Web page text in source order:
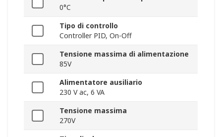
0°C
Tipo di controllo
Controller PID, On-Off
Tensione massima di alimentazione
85V
Alimentatore ausiliario
230 V ac, 6 VA
Tensione massima
270V